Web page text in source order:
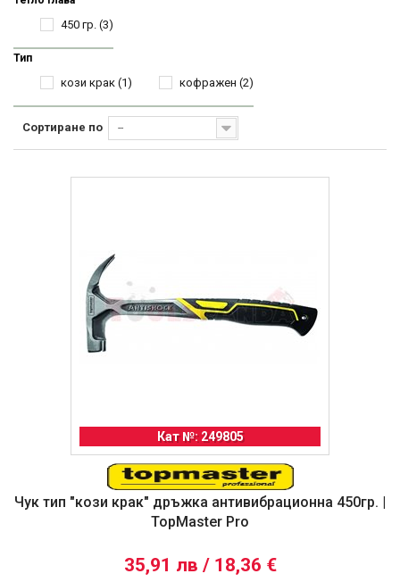
450 гр. (3)
Тип
кози крак (1) кофражен (2)
Сортиране по --
Кат №: 249805
Чук тип "кози крак" дръжка антивибрационна 450гр. |
TopMaster Pro
35,91 лв / 18,36 €